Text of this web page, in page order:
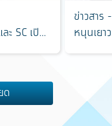
ะ SC เปิด
ข่าวสาร
หนุนเยา
ด